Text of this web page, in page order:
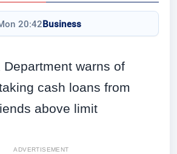
20:42Business
ADVERTISEMENT